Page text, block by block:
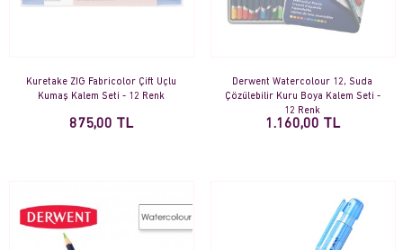
Kuretake ZIG Fabricolor Çift Uçlu
Kumaş Kalem Seti - 12 Renk
875,00 TL
Derwent Watercolour 12, Suda
Çözülebilir Kuru Boya Kalem Seti -
12 Renk
1.160,00 TL